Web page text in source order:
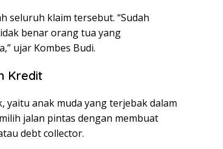
seluruh klaim tersebut. “Sudah
benar orang tua yang
ujar Kombes Budi.
Kredit
yaitu anak muda yang terjebak dalam
jalan pintas dengan membuat
debt collector.